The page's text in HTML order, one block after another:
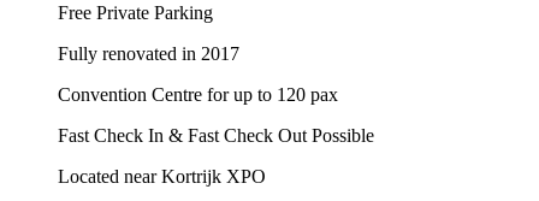
Free Private Parking
Fully renovated in 2017
Convention Centre for up to 120 pax
Fast Check In & Fast Check Out Possible
Located near Kortrijk XPO